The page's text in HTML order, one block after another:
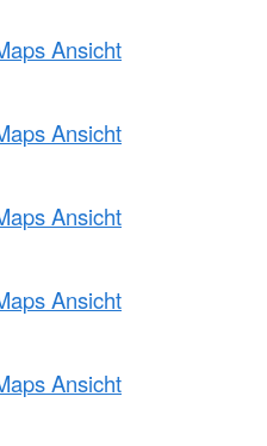
Ansicht
Ansicht
Ansicht
Ansicht
Ansicht